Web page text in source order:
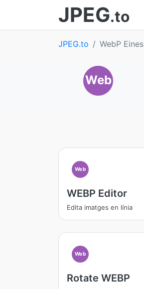
JPEG.to
JPEG.to WebP Eines
Web
Web
WEBP Editor
Edita imatges en línia
Web
Rotate WEBP